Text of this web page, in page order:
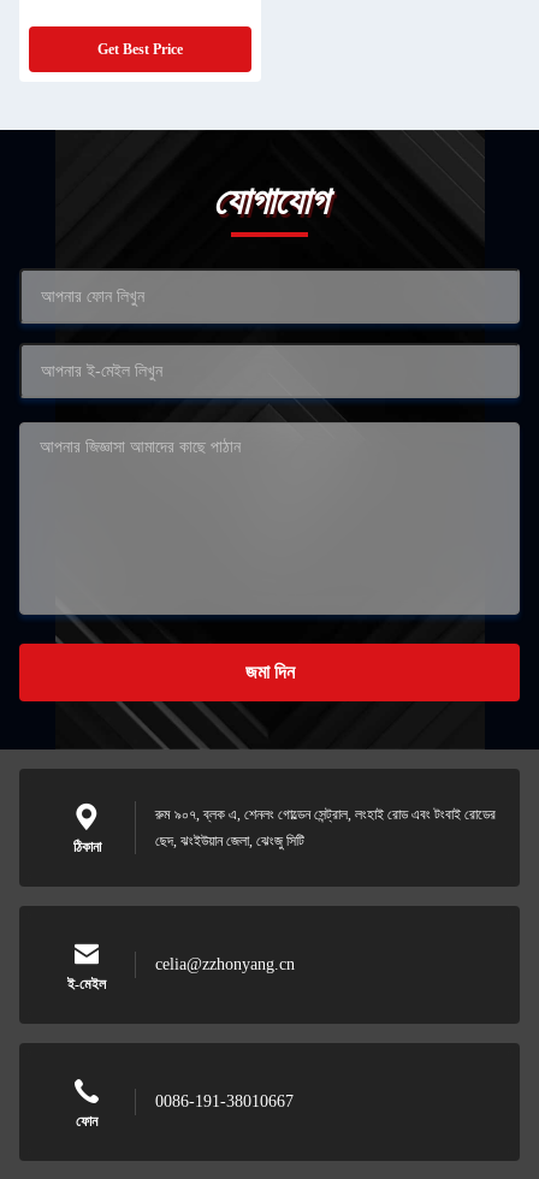
Get Best Price
যোগাযোগ
জমা দিন
ঠিকানা
রুম ৯০৭, ব্লক এ, শেনলং গোল্ডেন সেন্ট্রাল, লংহাই রোড এবং টংবাই রোডের
ছেদ, ঝংইউয়ান জেলা, ঝেংজু সিটি
ই-মেইল
celia@zzhonyang.cn
ফোন
0086-191-38010667